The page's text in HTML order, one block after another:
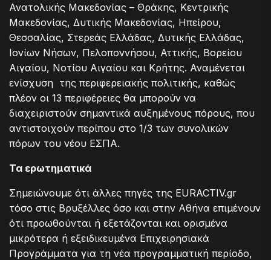
Ανατολικής Μακεδονίας – Θράκης, Κεντρικής
Μακεδονίας, Δυτικής Μακεδονίας, Ηπείρου,
Θεσσαλίας, Στερεάς Ελλάδας, Δυτικής Ελλάδας,
Ιονίων Νήσων, Πελοποννήσου, Αττικής, Βορείου
Αιγαίου, Νοτίου Αιγαίου και Κρήτης. Αναμένεται
ενίσχυση της περιφερειακής πολιτικής, καθώς
πλέον οι 13 περιφέρειες θα μπορούν να
διαχειριστούν σημαντικά αυξημένους πόρους, που
αντιστοιχούν περίπου στο 1/3 των συνολικών
πόρων του νέου ΕΣΠΑ.
Τα ερωτηματικά
Σημειώνουμε ότι άλλες πηγές της EURACTIV.gr
τόσο στις Βρυξέλλες όσο και στην Αθήνα επιμένουν
ότι προωθούνται ή εξετάζονται και ορισμένα
μικρότερα ή εξειδικευμένα Επιχειρησιακά
Προγράμματα για τη νέα προγραμματική περίοδο,